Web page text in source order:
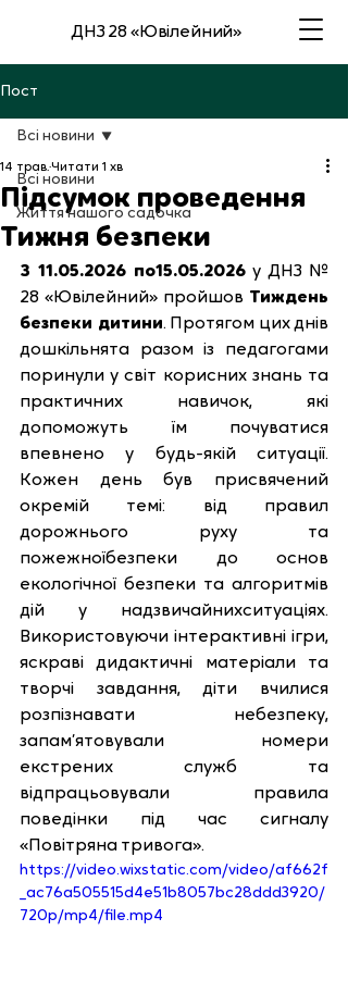
ДНЗ 28 «Ювілейний»
Пост
Всі новини
Життя нашого садочка
Всі новини
Підсумок проведення
Тижня безпеки
14 трав.Читати 1 хв
З 11.05.2026 по15.05.2026 у ДНЗ №
28 «Ювілейний» пройшов Тиждень
безпеки дитини. Протягом цих днів
дошкільнята разом із педагогами
поринули у світ корисних знань та
практичних навичок, які
допоможуть їм почуватися
впевнено у будь-якій ситуації.
Кожен день був присвячений
окремій темі: від правил
дорожнього руху та
пожежноїбезпеки до основ
екологічної безпеки та алгоритмів
дій у надзвичайнихситуаціях.
Використовуючи інтерактивні ігри,
яскраві дидактичні матеріали та
творчі завдання, діти вчилися
розпізнавати небезпеку,
запам’ятовували номери
екстрених служб та
відпрацьовували правила
поведінки під час сигналу
«Повітряна тривога».
https://video.wixstatic.com/video/af662f
_ac76a505515d4e51b8057bc28ddd3920/
720p/mp4/file.mp4